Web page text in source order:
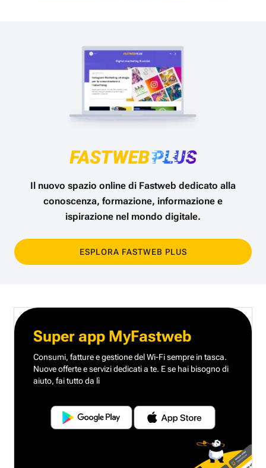
Il nuovo spazio online di Fastweb dedicato alla
conoscenza, formazione, informazione e
ispirazione nel mondo digitale.
ESPLORA FASTWEB PLUS
Super app MyFastweb
Consumi, fatture e gestione del Wi-Fi sempre in tasca.
Nuove offerte e servizi dedicati a te. E se hai bisogno di
aiuto, fai tutto da lì